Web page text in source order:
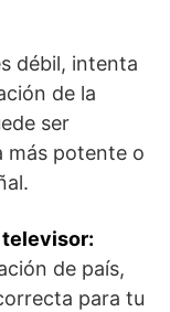
débil, intenta
de la
ser
más potente o
de país,
para tu